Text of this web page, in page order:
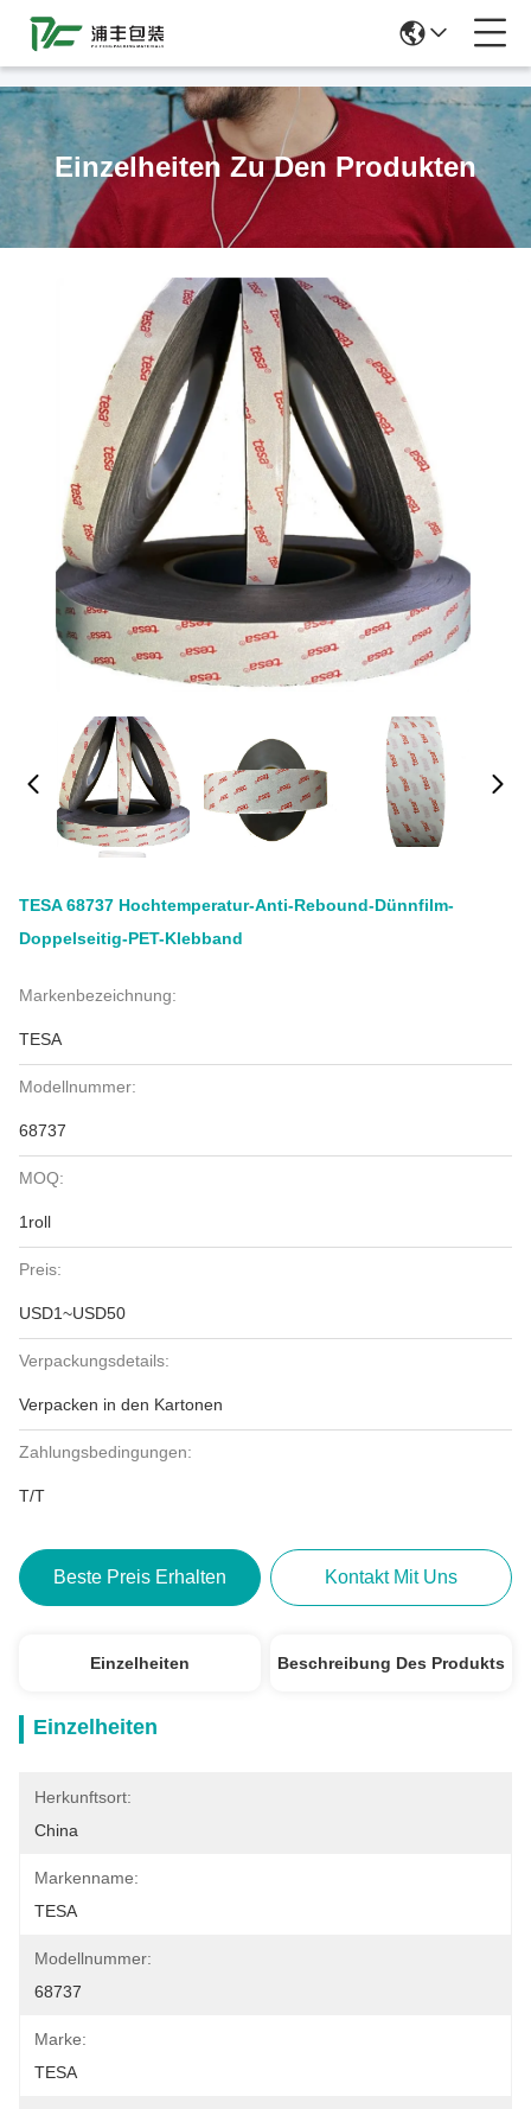
Einzelheiten Zu Den Produkten
TESA 68737 Hochtemperatur-Anti-Rebound-Dünnfilm-
Doppelseitig-PET-Klebband
Markenbezeichnung:
TESA
Modellnummer:
68737
MOQ:
1roll
Preis:
USD1~USD50
Verpackungsdetails:
Verpacken in den Kartonen
Zahlungsbedingungen:
T/T
Beste Preis Erhalten Kontakt Mit Uns
Einzelheiten Beschreibung Des Produkts
Einzelheiten
Herkunftsort:
China
Markenname:
TESA
Modellnummer:
68737
Marke:
TESA